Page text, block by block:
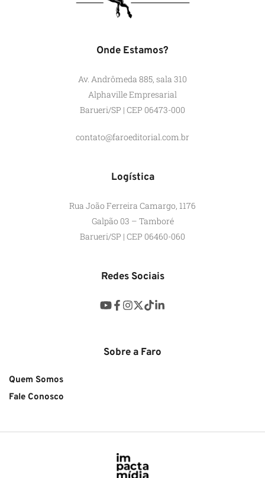
Onde Estamos?
Av. Andrômeda 885, sala 310
Alphaville Empresarial
Barueri/SP | CEP 06473-000
contato@faroeditorial.com.br
Logística
Rua João Ferreira Camargo, 1176
Galpão 03 – Tamboré
Barueri/SP | CEP 06460-060
Redes Sociais
Sobre a Faro
Quem Somos
Fale Conosco